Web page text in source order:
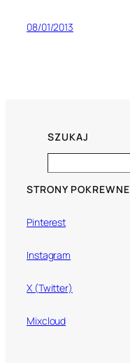
08/01/2013
SZUKAJ
STRONY POKREWNE
Pinterest
Instagram
X (Twitter)
Mixcloud